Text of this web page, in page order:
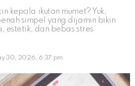
kepala ikutan mumet? Yuk,
simpel yang dijamin bikin
estetik, dan bebas stres
30, 2026, 6:37 pm